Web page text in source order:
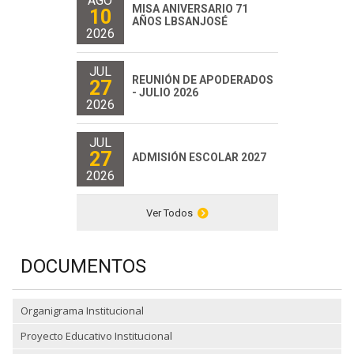
10
2026
MISA ANIVERSARIO 71
AÑOS LBSANJOSÉ
JUL
27
2026
REUNIÓN DE APODERADOS
- JULIO 2026
JUL
27
2026
ADMISIÓN ESCOLAR 2027
Ver Todos
DOCUMENTOS
Organigrama Institucional
Proyecto Educativo Institucional